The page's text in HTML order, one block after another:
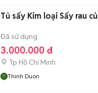
Tủ sấy Kim loại Sấy rau củ
Đã sử dụng
3.000.000 đ
Tp Hồ Chí Minh
Thinh Duon